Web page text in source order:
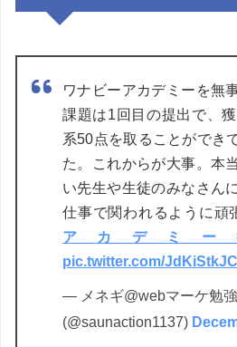
ワナビーアカデミーを無
課題は1回目の提出で、
系50点を取ることができ
た。これからが大事。本
い先生や生徒のみなさん
仕事で関われるように頑
アカデミー
pic.twitter.com/
— メネギ@webマーケ勉
(@saunaction1137)